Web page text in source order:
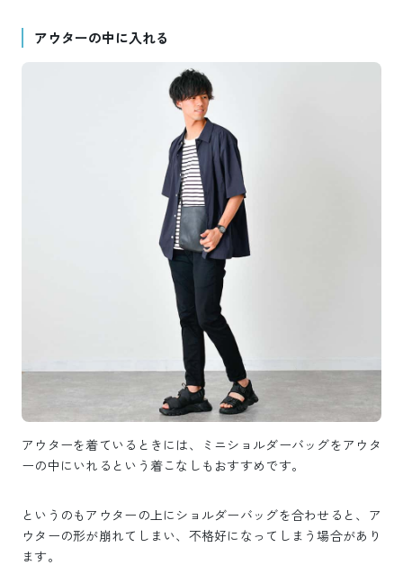
アウターの中に入れる
アウターを着ているときには、ミニショルダーバッグをアウタ
ーの中にいれるという着こなしもおすすめです。
というのもアウターの上にショルダーバッグを合わせると、ア
ウターの形が崩れてしまい、不格好になってしまう場合があり
ます。